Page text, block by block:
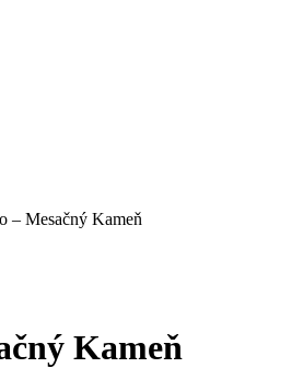
– Mesačný Kameň
Kameň